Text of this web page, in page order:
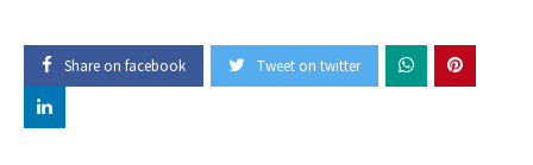
Share on facebook Tweet on twitter